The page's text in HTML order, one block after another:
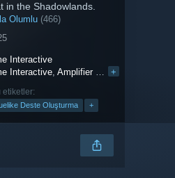
in the Shadowlands.
Olumlu (466)
Interactive
Interactive,Amplifier Studios +
etiketler:
Deste Oluşturma +